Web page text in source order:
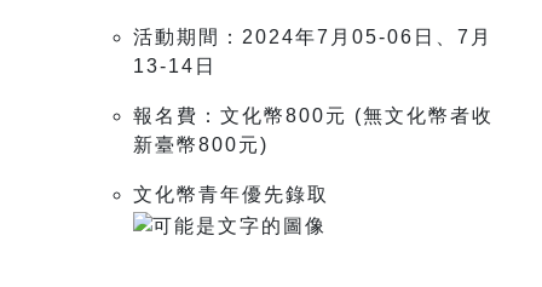
活動期間：2024年7月05-06日、7月
13-14日
報名費：文化幣800元 (無文化幣者收
新臺幣800元)
文化幣青年優先錄取